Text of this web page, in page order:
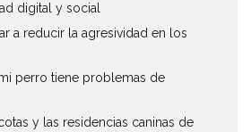
digital y social
a reducir la agresividad en los
perro tiene problemas de
y las residencias caninas de